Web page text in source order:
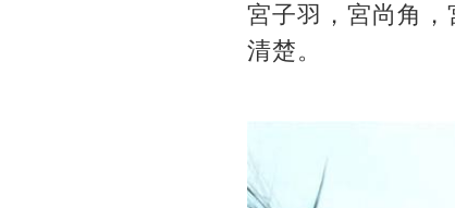
宮子羽，宮尚角
清楚。